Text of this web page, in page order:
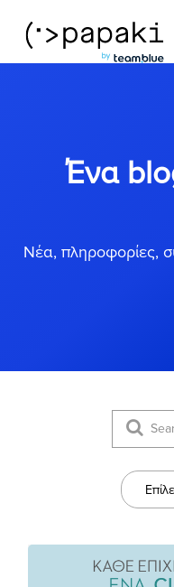
Ένα
Νέα, πληροφορίες,